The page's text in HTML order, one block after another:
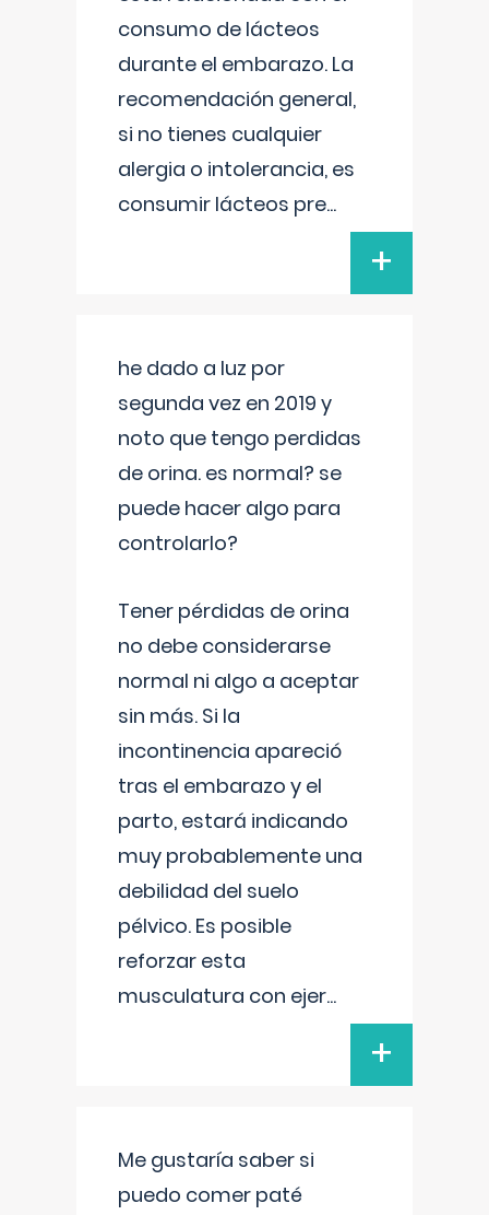
consumo de lácteos
durante el embarazo. La
recomendación general,
si no tienes cualquier
alergia o intolerancia, es
consumir lácteos pre...
+
he dado a luz por
segunda vez en 2019 y
noto que tengo perdidas
de orina. es normal? se
puede hacer algo para
controlarlo?
Tener pérdidas de orina
no debe considerarse
normal ni algo a aceptar
sin más. Si la
incontinencia apareció
tras el embarazo y el
parto, estará indicando
muy probablemente una
debilidad del suelo
pélvico. Es posible
reforzar esta
musculatura con ejer...
+
Me gustaría saber si
puedo comer paté